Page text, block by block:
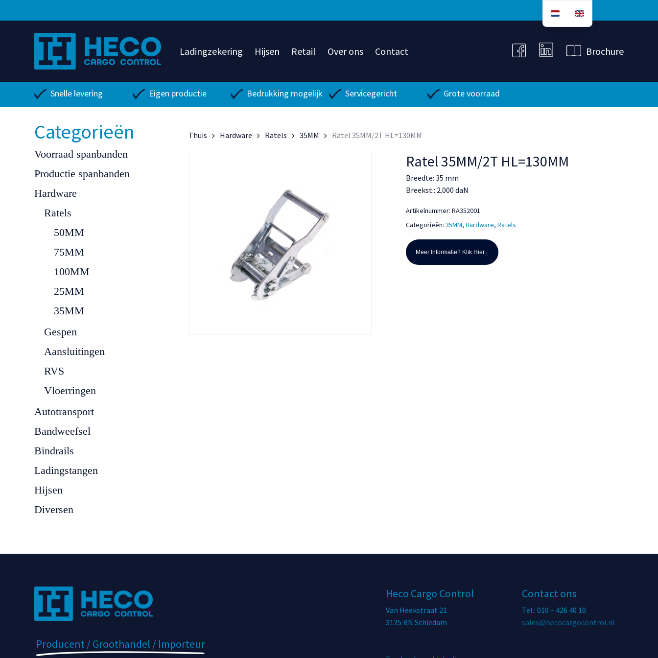
Ladingzekering Hijsen Retail Over ons Contact Brochure
Snelle levering Eigen productie Bedrukking mogelijk Servicegericht Grote voorraad
Categorieën
Voorraad spanbanden
Productie spanbanden
Hardware
Ratels
50MM
75MM
100MM
25MM
35MM
Gespen
Aansluitingen
RVS
Vloerringen
Autotransport
Bandweefsel
Bindrails
Ladingstangen
Hijsen
Diversen
Thuis Hardware Ratels 35MM Ratel 35MM/2T HL=130MM
Ratel 35MM/2T HL=130MM
Breedte: 35 mm
Breekst.: 2.000 daN
Artikelnummer:RA352001
Categorieën:35MM,Hardware,Ratels
Meer Informatie? Klik Hier...
Producent / Groothandel / Importeur
Heco Cargo Control
Van Heekstraat 21
3125 BN Schiedam
Contact ons
Tel.: 010 – 426 40 10
sales@hecocargocontrol.nl